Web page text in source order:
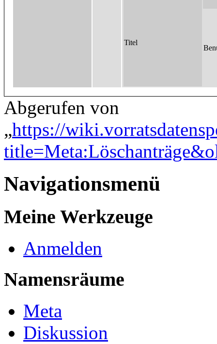
Titel
Abgerufen von
„https://
Navigationsmenü
Meine Werkzeuge
Anmelden
Namensräume
Meta
Diskussion